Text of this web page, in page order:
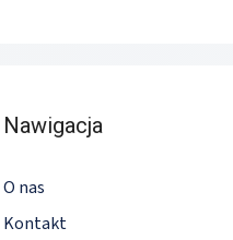
Nawigacja
O nas
Kontakt